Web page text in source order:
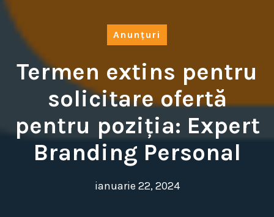
Anunțuri
Termen extins pentru
solicitare ofertă
pentru poziția: Expert
Branding Personal
ianuarie 22, 2024